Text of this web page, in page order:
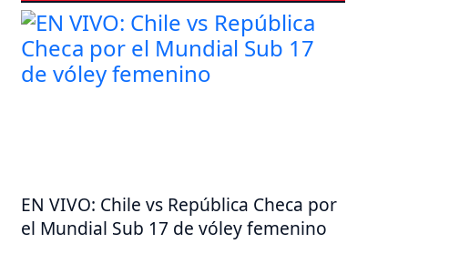
EN VIVO: Chile vs República Checa por
el Mundial Sub 17 de vóley femenino